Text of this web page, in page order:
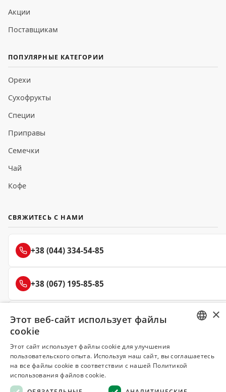
Акции
Поставщикам
ПОПУЛЯРНЫЕ КАТЕГОРИИ
Орехи
Сухофрукты
Специи
Приправы
Семечки
Чай
Кофе
СВЯЖИТЕСЬ С НАМИ
+38 (044) 334-54-85
+38 (067) 195-85-85
+38 (050) 145-85-45
Делюкс
СПЕЦИИ И ПРЯНОСТИ
UKRAINIAN
×
Этот веб-сайт использует файлы
cookie
Этот сайт использует файлы cookie для улучшения
пользовательского опыта. Используя наш сайт, вы соглашаетесь
на все файлы cookie в соответствии с нашей Политикой
использования файлов cookie.